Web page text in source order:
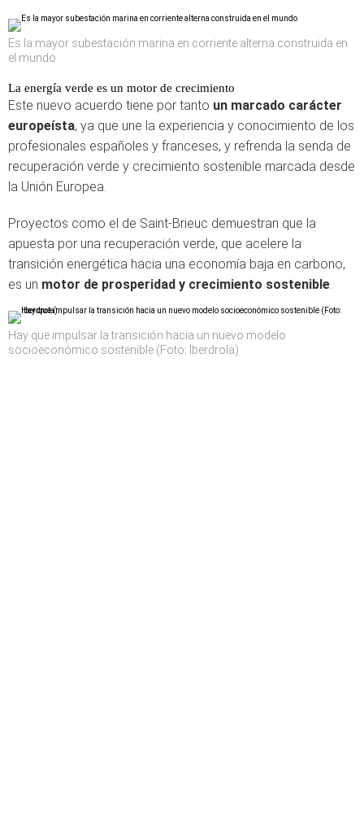
Es la mayor subestación marina en corriente alterna construida en
el mundo
La energía verde es un motor de crecimiento
Este nuevo acuerdo tiene por tanto un marcado carácter
europeísta, ya que une la experiencia y conocimiento de los
profesionales españoles y franceses, y refrenda la senda de
recuperación verde y crecimiento sostenible marcada desde
la Unión Europea.
Proyectos como el de Saint-Brieuc demuestran que la
apuesta por una recuperación verde, que acelere la
transición energética hacia una economía baja en carbono,
es un motor de prosperidad y crecimiento sostenible.
Hay que impulsar la transición hacia un nuevo modelo
socioeconómico sostenible (Foto: Iberdrola)